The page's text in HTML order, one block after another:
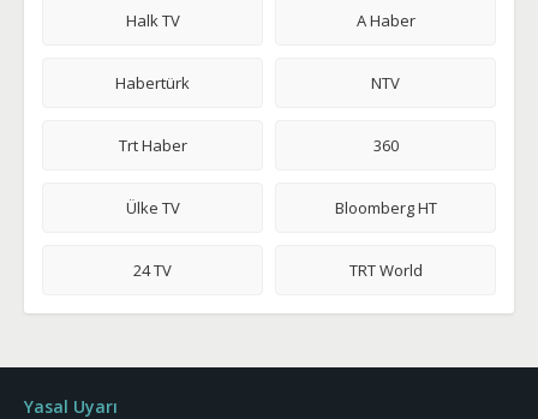
Halk TV A Haber
Habertürk NTV
Trt Haber 360
Ülke TV Bloomberg HT
24 TV TRT World
Yasal Uyarı